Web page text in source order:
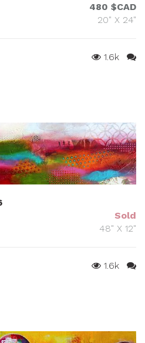
480 $CAD
20" X 24"
1.6k
Sold
48" X 12"
1.6k